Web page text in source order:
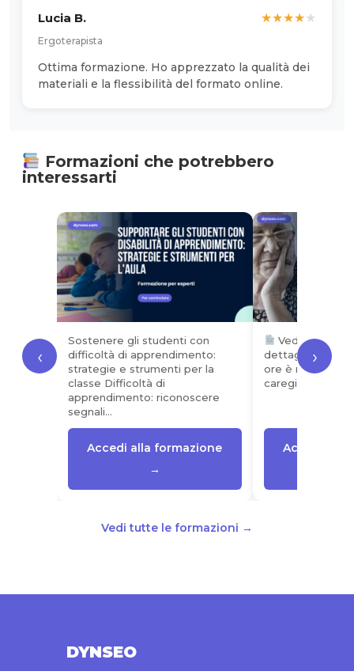
Lucia B.
Ergoterapista
★★★★★
Ottima formazione. Ho apprezzato la qualità dei
materiali e la flessibilità del formato online.
Formazioni che potrebbero
interessarti
‹
Sostenere gli studenti con
difficoltà di apprendimento:
strategie e strumenti per la
classe Difficoltà di
apprendimento: riconoscere
segnali…
Accedi alla formazione
→
Vedi il
dettagliato
ore è rivolto alle
caregiver che…
Accedi alla
›
Vedi tutte le formazioni →
DYNSEO